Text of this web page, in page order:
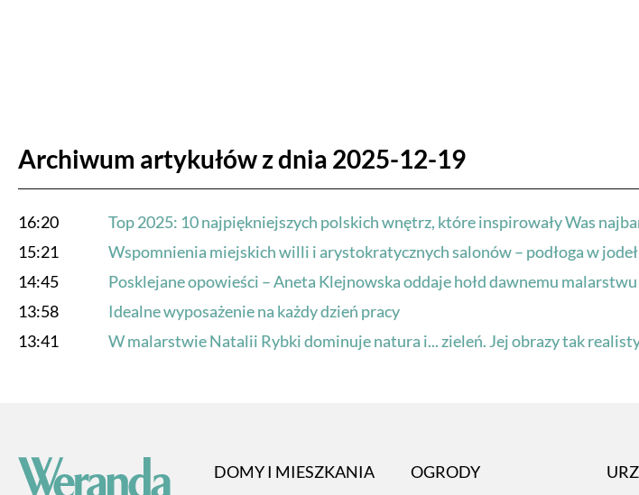
Archiwum artykułów z dnia 2025-12-19
16:20
Top 2025: 10 najpiękniejszych polskich wnętrz, które inspirowały Was
15:21
Wspomnienia miejskich willi i arystokratycznych salonów – podłoga w
14:45
Posklejane opowieści – Aneta Klejnowska oddaje hołd dawnemu
13:58
Idealne wyposażenie na każdy dzień pracy
13:41
W malarstwie Natalii Rybki dominuje natura i... zieleń. Jej obrazy tak
DOMY I MIESZKANIA OGRODY